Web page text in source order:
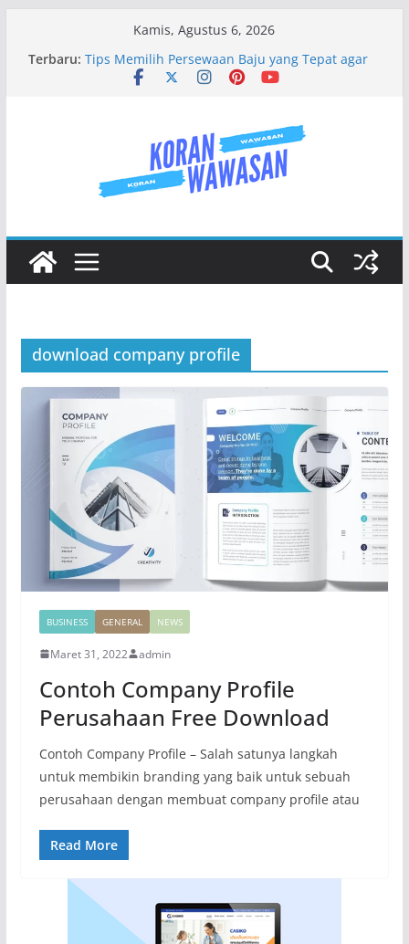
Kamis, Agustus 6, 2026
Terbaru:
Terlengkap No 1
Tips Memilih Persewaan Baju yang Tepat agar
Jenis Jenis Karangan Bunga Yang Sering Kita
Mengenal Baju Wisuda Lebih Dalam
Jasa Buat Website Surabaya Solusi Digital Bisnis
Modern
download company profile
BUSINESS GENERAL NEWS
Maret 31, 2022 admin
Contoh Company Profile
Perusahaan Free Download
Contoh Company Profile – Salah satunya langkah
untuk membikin branding yang baik untuk sebuah
perusahaan dengan membuat company profile atau
Read More